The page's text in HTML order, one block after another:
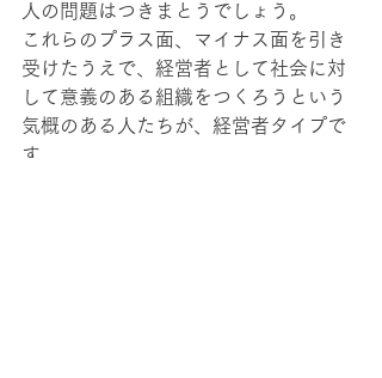
人の問題はつきまとうでしょう。
これらのプラス面、マイナス面を引き
受けたうえで、経営者として社会に対
して意義のある組織をつくろうという
気概のある人たちが、経営者タイプで
す。